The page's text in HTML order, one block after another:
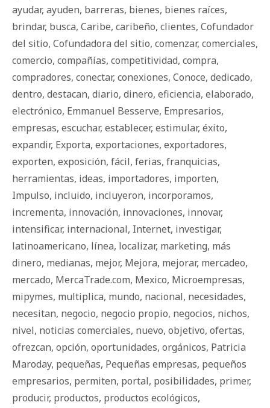
ayudar, ayuden, barreras, bienes, bienes raíces,
brindar, busca, Caribe, caribeño, clientes, Cofundador
del sitio, Cofundadora del sitio, comenzar, comerciales,
comercio, compañías, competitividad, compra,
compradores, conectar, conexiones, Conoce, dedicado,
dentro, destacan, diario, dinero, eficiencia, elaborado,
electrónico, Emmanuel Besserve, Empresarios,
empresas, escuchar, establecer, estimular, éxito,
expandir, Exporta, exportaciones, exportadores,
exporten, exposición, fácil, ferias, franquicias,
herramientas, ideas, importadores, importen,
Impulso, incluido, incluyeron, incorporamos,
incrementa, innovación, innovaciones, innovar,
intensificar, internacional, Internet, investigar,
latinoamericano, línea, localizar, marketing, más
dinero, medianas, mejor, Mejora, mejorar, mercadeo,
mercado, MercaTrade.com, Mexico, Microempresas,
mipymes, multiplica, mundo, nacional, necesidades,
necesitan, negocio, negocio propio, negocios, nichos,
nivel, noticias comerciales, nuevo, objetivo, ofertas,
ofrezcan, opción, oportunidades, orgánicos, Patricia
Maroday, pequeñas, Pequeñas empresas, pequeños
empresarios, permiten, portal, posibilidades, primer,
producir, productos, productos ecológicos,